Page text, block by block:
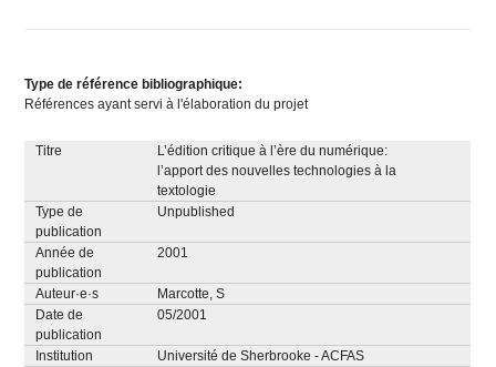
Type de référence bibliographique:
Références ayant servi à l'élaboration du projet
Titre
L’édition critique à l’ère du numérique:
l’apport des nouvelles technologies à la
textologie
Type de
publication
Unpublished
Année de
publication
2001
Auteur·e·s
Marcotte, S
Date de
publication
05/2001
Institution
Université de Sherbrooke - ACFAS